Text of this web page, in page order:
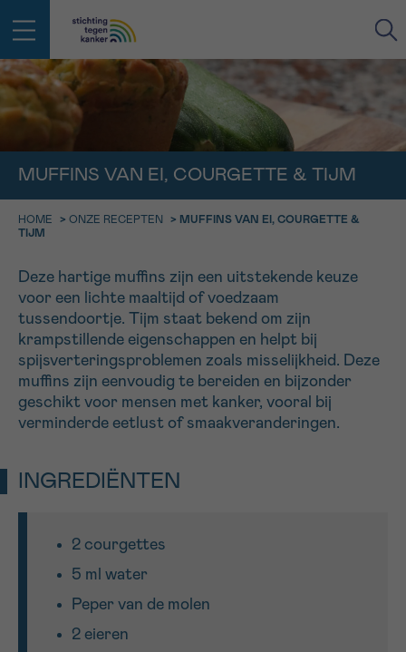
MUFFINS VAN EI, COURGETTE & TIJM
HOME > ONZE RECEPTEN > MUFFINS VAN EI, COURGETTE &
TIJM
Deze hartige muffins zijn een uitstekende keuze
voor een lichte maaltijd of voedzaam
tussendoortje. Tijm staat bekend om zijn
krampstillende eigenschappen en helpt bij
spijsverteringsproblemen zoals misselijkheid. Deze
muffins zijn eenvoudig te bereiden en bijzonder
geschikt voor mensen met kanker, vooral bij
verminderde eetlust of smaakveranderingen.
INGREDIËNTEN
2 courgettes
5 ml water
Peper van de molen
2 eieren
EMAIL
VOORNAAM
IN DE STRIJD TEGEN KANKER STA
JE NIET ALLEEN
Professionele medewerkers beantwoorden je vragen
Contacteer ons gratis
ma-vrij 9u tot 18u
Via ons
contactformulier
Ik wil graag opgebeld worden
Meer weten over Kankerinfo
geen enkele diagnose
TERUG
NAAM
VOORNAAM
KIES DE TIJDSSPANNE VAN JE AFSPRAAK
9h-11h
11h-13h
13h-16h
16h-18h